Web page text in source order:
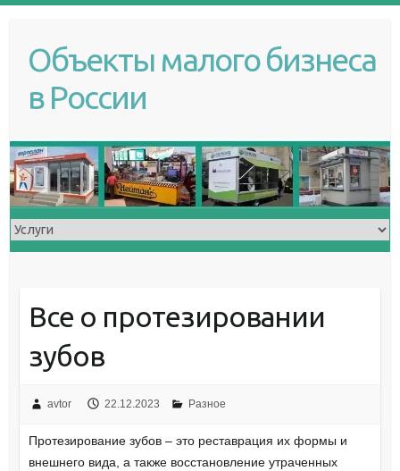
Объекты малого бизнеса
в России
Все о протезировании
зубов
avtor 22.12.2023 Разное
Протезирование зубов – это реставрация их формы и
внешнего вида, а также восстановление утраченных